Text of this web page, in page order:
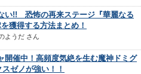
い!! 恐怖の再来ステージ『華麗なる
獲得する方法まとめ！
ようだ さん
開催中！高頻度気絶を生む魔神ドミグ
ゼノが強い！！